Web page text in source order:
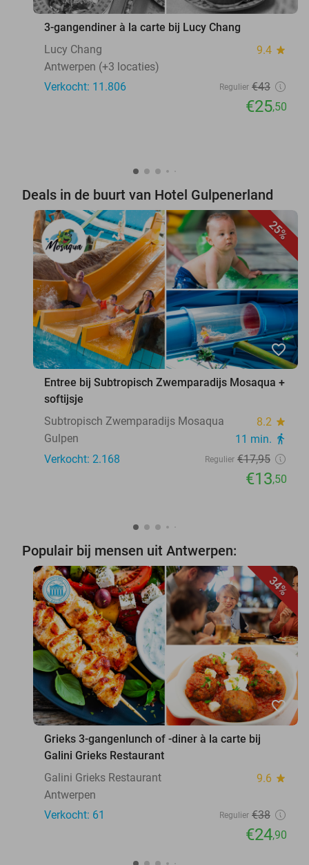
3-gangendiner à la carte bij Lucy Chang
Lucy Chang
9.4 star
Antwerpen (+3 locaties)
Verkocht: 11.806
Regulier €43
€25,50
Deals in de buurt van Hotel Gulpenerland
25%
favorite_border
Entree bij Subtropisch Zwemparadijs Mosaqua +
softijsje
Subtropisch Zwemparadijs Mosaqua
8.2 star
Gulpen 11 min. directions_walk
Verkocht: 2.168 Regulier €17,95
€13,50
Populair bij mensen uit Antwerpen:
34%
favorite_border
Grieks 3-gangenlunch of -diner à la carte bij
Galini Grieks Restaurant
Galini Grieks Restaurant
9.6 star
Antwerpen
Verkocht: 61
Regulier €38
€24,90